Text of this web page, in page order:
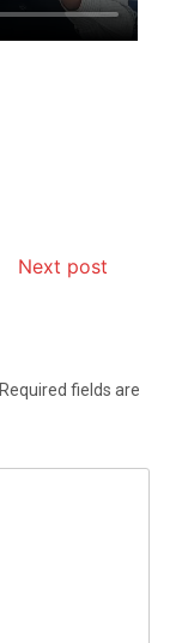
Next post
Required fields are